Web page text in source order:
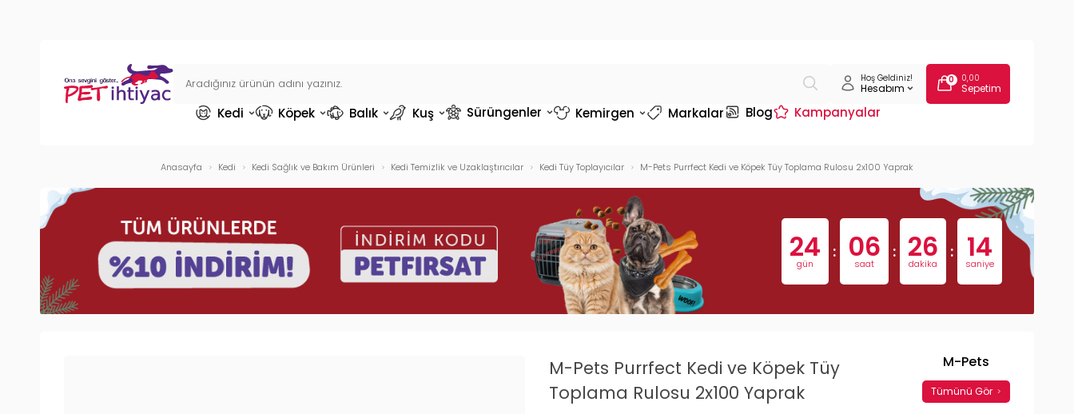
Hoş Geldiniz!
Hesabım
0 0,00
Sepetim
Kedi Köpek Balık Kuş Sürüngenler Kemirgen Markalar Blog Kampanyalar
Anasayfa Kedi Kedi Sağlık ve Bakım Ürünleri Kedi Temizlik ve Uzaklaştırıcılar Kedi Tüy Toplayıcılar M-Pets Purrfect Kedi ve Köpek Tüy Toplama Rulosu 2x100 Yaprak
24
gün
: 06
saat
: 26
dakika
: 13
saniye
M-Pets Purrfect Kedi ve Köpek Tüy
Toplama Rulosu 2x100 Yaprak
M-Pets
Tümünü Gör